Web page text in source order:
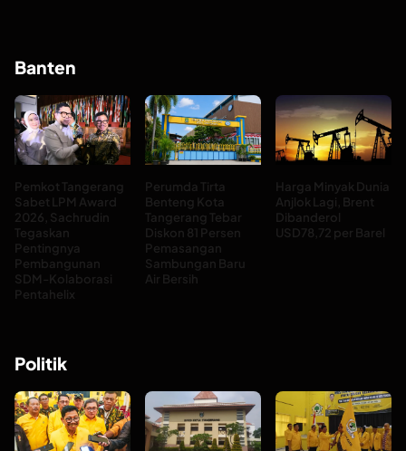
Banten
Pemkot Tangerang
Sabet LPM Award
2026, Sachrudin
Tegaskan
Pentingnya
Pembangunan
SDM-Kolaborasi
Pentahelix
Perumda Tirta
Benteng Kota
Tangerang Tebar
Diskon 81 Persen
Pemasangan
Sambungan Baru
Air Bersih
Harga Minyak Dunia
Anjlok Lagi, Brent
Dibanderol
USD78,72 per Barel
Politik